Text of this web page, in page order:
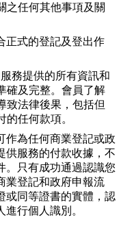
之任何其他事項及關
正式的登記及登出作
務提供的所有資訊和
確及完整。會員了解
致法律後果，包括但
任何款項。
作為任何商業登記或政
供服務的付款收據，不
。只有成功通過認識您
業登記和政府申報流
或同等證書的實體，認
行個人識別。